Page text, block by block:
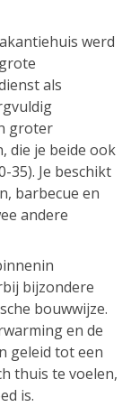
werd
als
groter
die je beide ook
35). Je beschikt
barbecue en
andere
bijzondere
bouwwijze.
en de
geleid tot een
thuis te voelen,
is.